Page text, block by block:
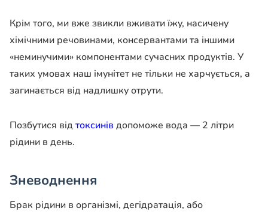
Крім того, ми вже звикли вживати їжу, насичену
хімічними речовинами, консервантами та іншими
«неминучими» компонентами сучасних продуктів. У
таких умовах наш імунітет не тільки не харчується, а
загинається від надлишку отрути.
Позбутися відтоксинів допоможе вода — 2 літри
рідини в день.
Зневоднення
Брак рідини в організмі, дегідратація, або